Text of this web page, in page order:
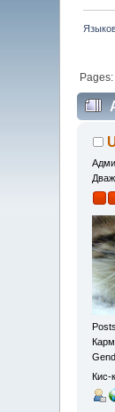
Pages:
Кис-